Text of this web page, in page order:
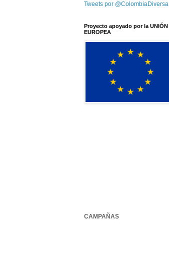
Tweets por @ColombiaDiversa
Proyecto apoyado por la UNIÓN
EUROPEA
CAMPAÑAS